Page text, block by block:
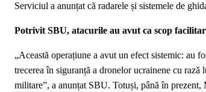
Serviciul a anunțat că radarele și sistemele de
Potrivit SBU, atacurile au avut ca scop
„Această operațiune a avut un efect sistemic: au
trecerea în siguranță a dronelor ucrainene cu
militare”, a anunțat SBU. Totuși, până în